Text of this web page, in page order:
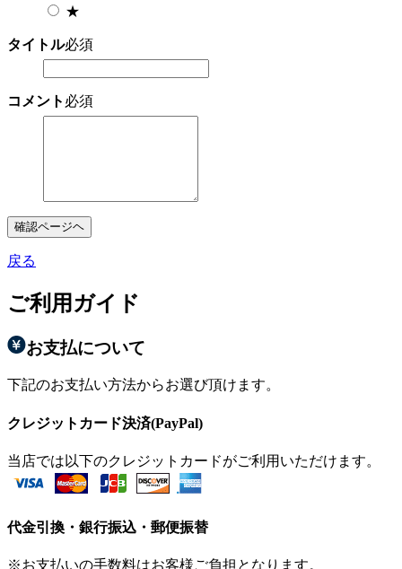
★
タイトル必須
コメント 必須
確認ページヘ
戻る
ご利用ガイド
お支払について
下記のお支払い方法からお選び頂けます。
クレジットカード決済(PayPal)
当店では以下のクレジットカードがご利用いただけます。
代金引換・銀行振込・郵便振替
※お支払いの手数料はお客様ご負担となります。